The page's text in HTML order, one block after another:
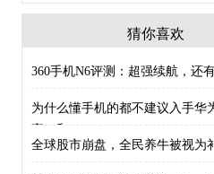
猜你喜欢
360手机N6评测：超强续航，还
为什么懂手机的都不建议入手华
享、和
全球股市崩盘，全民养牛被视为